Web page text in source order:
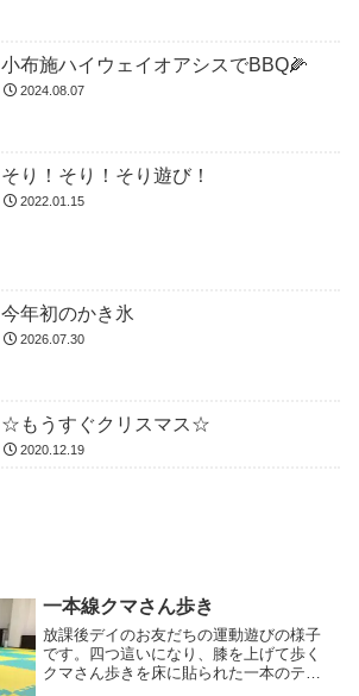
小布施ハイウェイオアシスでBBQ🌽
2024.08.07
そり！そり！そり遊び！
2022.01.15
今年初のかき氷
2026.07.30
☆もうすぐクリスマス☆
2020.12.19
一本線クマさん歩き
放課後デイのお友だちの運動遊びの様子
です。四つ這いになり、膝を上げて歩く
クマさん歩きを床に貼られた一本のテー